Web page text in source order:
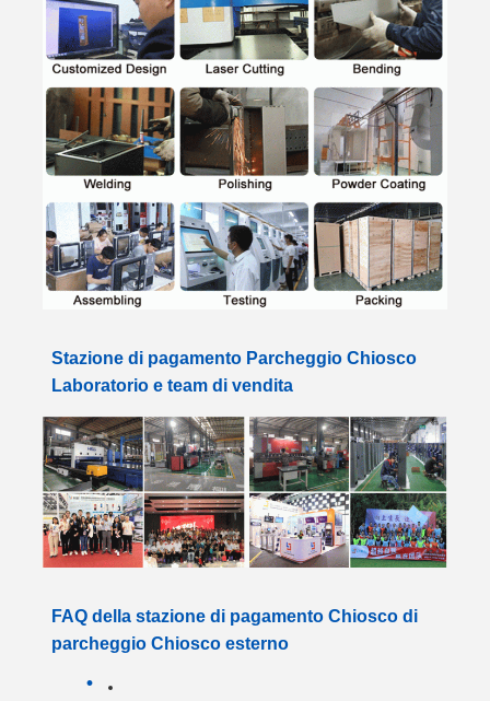
Stazione di pagamento Parcheggio Chiosco
Laboratorio e team di vendita
FAQ della stazione di pagamento Chiosco di
parcheggio Chiosco esterno